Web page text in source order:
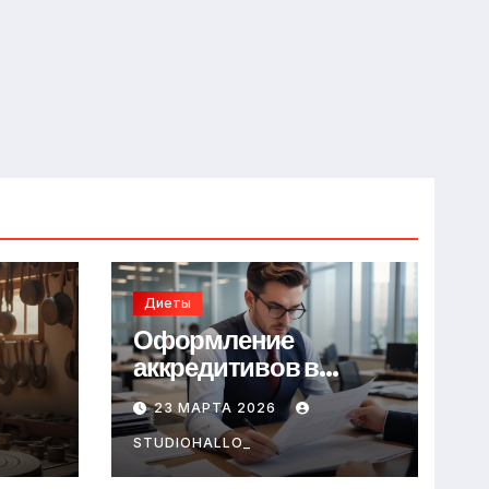
Диеты
Оформление
аккредитивов в
международной
торговле
23 МАРТА 2026
STUDIOHALLO_